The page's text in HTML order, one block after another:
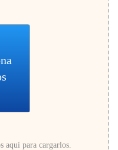
aquí para cargarlos.